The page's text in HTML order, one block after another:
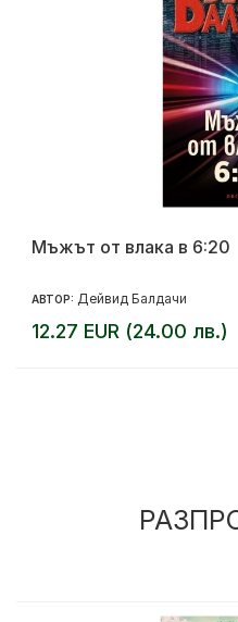
Мъжът от влака в 6:20
АВТОР: Дейвид Балдачи
12.27 EUR (24.00 лв.)